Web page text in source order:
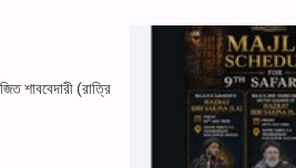
শাববেদারী (রাত্রি